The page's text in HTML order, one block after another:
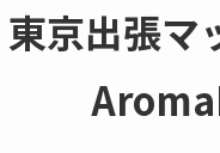
東京出張マ